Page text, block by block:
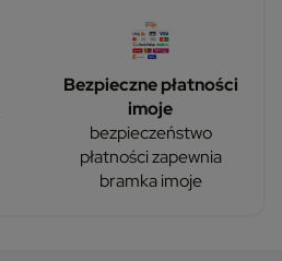
Bezpieczne płatności
imoje
bezpieczeństwo
płatności zapewnia
bramka imoje